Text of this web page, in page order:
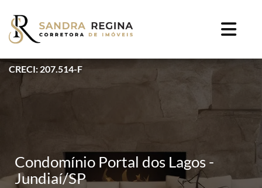
CRECI: 207.514-F
Condomínio Portal dos Lagos -
Jundiaí/SP